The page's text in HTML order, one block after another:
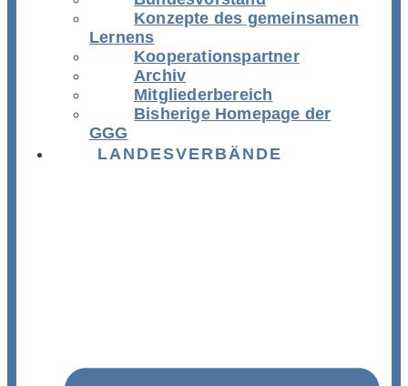
Konzepte des gemeinsamen
Lernens
Kooperationspartner
Archiv
Mitgliederbereich
Bisherige Homepage der
GGG
LANDESVERBÄNDE